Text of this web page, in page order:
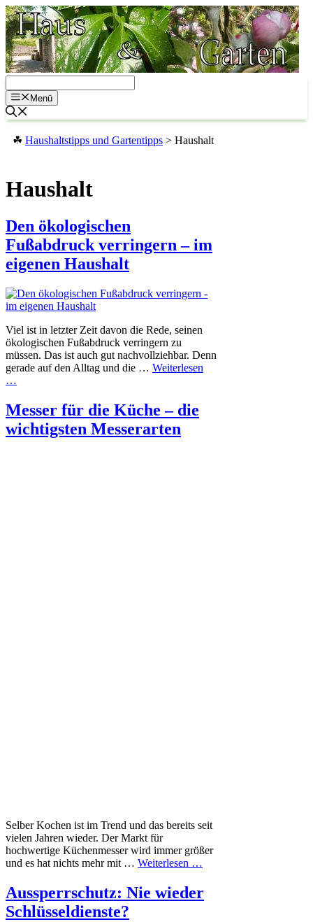
Zum
Inhalt
springen
Menü
☘ Haushaltstipps und Gartentipps > Haushalt
Haushalt
Den ökologischen
Fußabdruck verringern – im
eigenen Haushalt
Viel ist in letzter Zeit davon die Rede, seinen
ökologischen Fußabdruck verringern zu
müssen. Das ist auch gut nachvollziehbar. Denn
gerade auf den Alltag und die … Weiterlesen
…
Messer für die Küche – die
wichtigsten Messerarten
Selber Kochen ist im Trend und das bereits seit
vielen Jahren wieder. Der Markt für
hochwertige Küchenmesser wird immer größer
und es hat nichts mehr mit … Weiterlesen …
Aussperrschutz: Nie wieder
Schlüsseldienste?